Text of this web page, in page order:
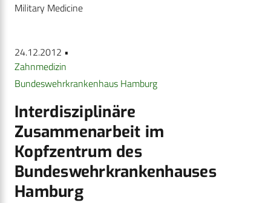
Military Medicine
24.12.2012 •
Zahnmedizin
Bundeswehrkrankenhaus Hamburg
Interdisziplinäre
Zusammenarbeit im
Kopfzentrum des
Bundeswehrkrankenhauses
Hamburg